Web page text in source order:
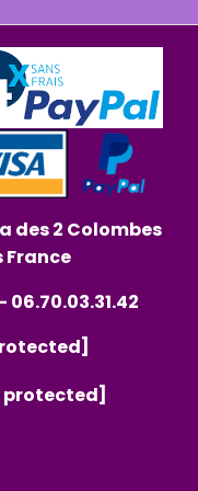
des 2 Colombes
France
- 06.70.03.31.42
protected]